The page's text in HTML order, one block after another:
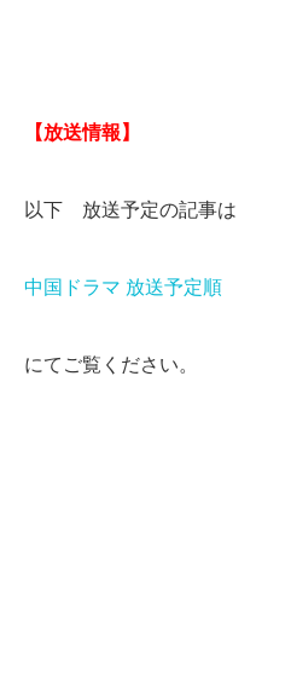
【放送情報】
以下 放送予定の記事は
中国ドラマ 放送予定順
にてご覧ください。